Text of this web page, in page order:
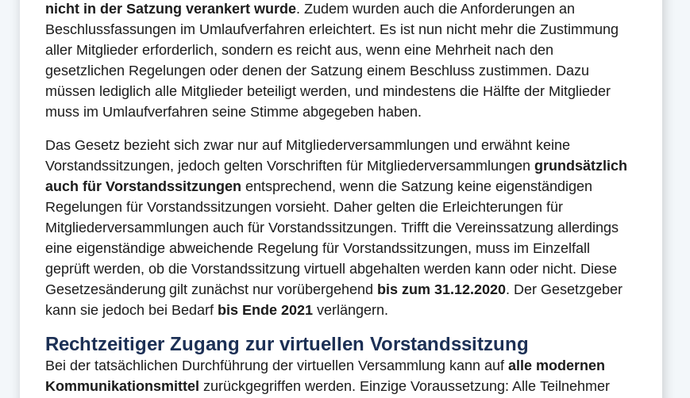
nicht in der Satzung verankert wurde. Zudem wurden auch die Anforderungen an
Beschlussfassungen im Umlaufverfahren erleichtert. Es ist nun nicht mehr die Zustimmung
aller Mitglieder erforderlich, sondern es reicht aus, wenn eine Mehrheit nach den
gesetzlichen Regelungen oder denen der Satzung einem Beschluss zustimmen. Dazu
müssen lediglich alle Mitglieder beteiligt werden, und mindestens die Hälfte der Mitglieder
muss im Umlaufverfahren seine Stimme abgegeben haben.
Das Gesetz bezieht sich zwar nur auf Mitgliederversammlungen und erwähnt keine
Vorstandssitzungen, jedoch gelten Vorschriften für Mitgliederversammlungen grundsätzlich
auch für Vorstandssitzungen entsprechend, wenn die Satzung keine eigenständigen
Regelungen für Vorstandssitzungen vorsieht. Daher gelten die Erleichterungen für
Mitgliederversammlungen auch für Vorstandssitzungen. Trifft die Vereinssatzung allerdings
eine eigenständige abweichende Regelung für Vorstandssitzungen, muss im Einzelfall
geprüft werden, ob die Vorstandssitzung virtuell abgehalten werden kann oder nicht. Diese
Gesetzesänderung gilt zunächst nur vorübergehend bis zum 31.12.2020. Der Gesetzgeber
kann sie jedoch bei Bedarf bis Ende 2021 verlängern.
Rechtzeitiger Zugang zur virtuellen Vorstandssitzung
Bei der tatsächlichen Durchführung der virtuellen Versammlung kann auf alle modernen
Kommunikationsmittel zurückgegriffen werden. Einzige Voraussetzung: Alle Teilnehmer